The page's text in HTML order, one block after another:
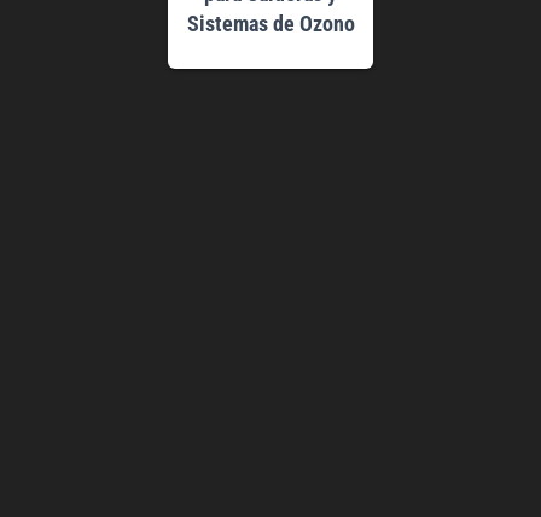
Sistemas de Ozono